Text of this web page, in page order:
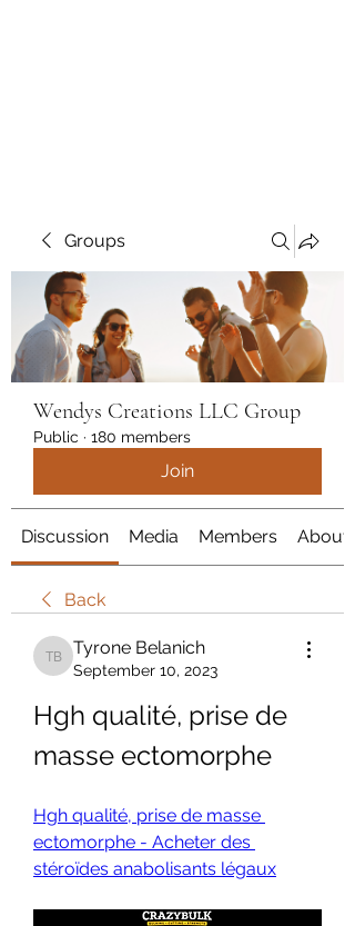
Groups
Wendys Creations LLC Group
Public · 180 members
Join
Discussion Media Members About
Back
Tyrone Belanich
Tyrone Belanich
September 10, 2023
Hgh qualité, prise de
masse ectomorphe
Hgh qualité, prise de masse
ectomorphe - Acheter des
stéroïdes anabolisants légaux